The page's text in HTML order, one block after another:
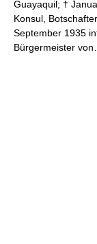
Guayaquil; †
Konsul,
September 1935
Bürgermeister